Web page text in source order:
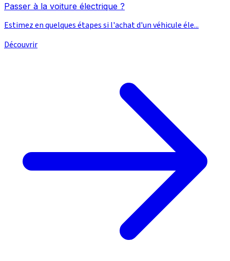
Passer à la voiture électrique ?
Estimez en quelques étapes si l'achat d'un véhicule éle...
Découvrir